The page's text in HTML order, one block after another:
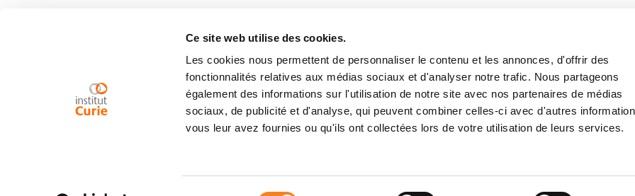
Ce site web utilise des cookies.
Les cookies nous permettent de personnaliser le contenu et les annonces, d'offrir des
fonctionnalités relatives aux médias sociaux et d'analyser notre trafic. Nous partageons
également des informations sur l'utilisation de notre site avec nos partenaires de médias
sociaux, de publicité et d'analyse, qui peuvent combiner celles-ci avec d'autres
vous leur avez fournies ou qu'ils ont collectées lors de votre utilisation de leurs services.
Mentions légales